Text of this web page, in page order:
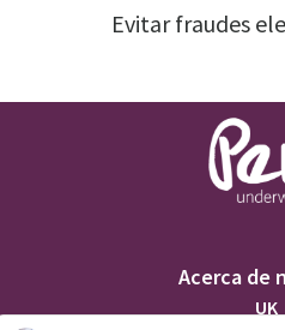
Evitar fraudes
Acerca de
UK